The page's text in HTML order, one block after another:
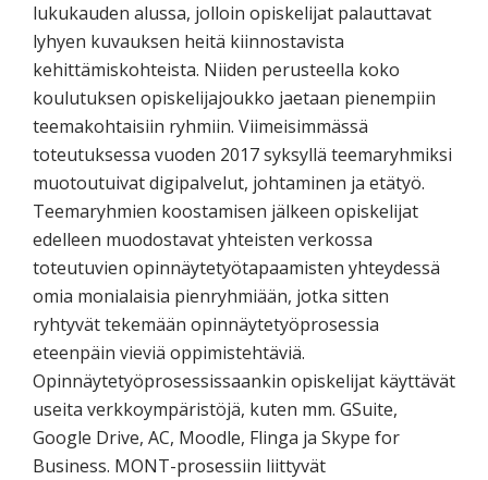
lukukauden alussa, jolloin opiskelijat palauttavat
lyhyen kuvauksen heitä kiinnostavista
kehittämiskohteista. Niiden perusteella koko
koulutuksen opiskelijajoukko jaetaan pienempiin
teemakohtaisiin ryhmiin. Viimeisimmässä
toteutuksessa vuoden 2017 syksyllä teemaryhmiksi
muotoutuivat digipalvelut, johtaminen ja etätyö.
Teemaryhmien koostamisen jälkeen opiskelijat
edelleen muodostavat yhteisten verkossa
toteutuvien opinnäytetyötapaamisten yhteydessä
omia monialaisia pienryhmiään, jotka sitten
ryhtyvät tekemään opinnäytetyöprosessia
eteenpäin vieviä oppimistehtäviä.
Opinnäytetyöprosessissaankin opiskelijat käyttävät
useita verkkoympäristöjä, kuten mm. GSuite,
Google Drive, AC, Moodle, Flinga ja Skype for
Business. MONT-prosessiin liittyvät